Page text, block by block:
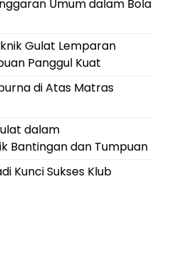
Umum dalam Bola
Gulat Lemparan
Panggul Kuat
di Atas Matras
dalam
Bantingan dan Tumpuan
Kunci Sukses Klub